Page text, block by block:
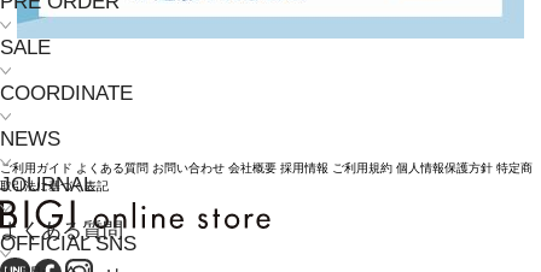
SALE
COORDINATE
NEWS
JOURNAL
よくある質問
ご利用ガイド よくある質問 お問い合わせ 会社概要 採用情報 ご利用規約 個人情報保護方針 特定商
取引法に基づく表記
OFFICIAL SNS